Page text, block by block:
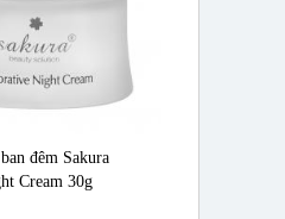
đêm Sakura
Cream 30g